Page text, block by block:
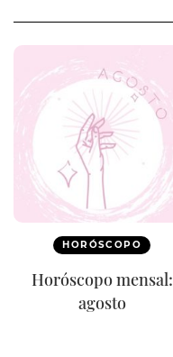
HORÓSCOPO
Horóscopo mensal:
agosto